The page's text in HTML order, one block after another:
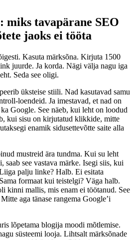
tavapärane SEO
jaoks ei tööta
Kasuta märksõna. Kirjuta 1500
juurde. Ja korda. Nägi välja nagu iga
Seda see oligi.
üksteise stiili. Nad kasutavad samu
loendeid. Ja imestavad, et nad on
Google. See näeb, kui leht on loodud
kui sisu on kirjutatud klikkide, mitte
enamik sidusettevõtte saite alla
mustreid ära tundma. Kui su leht
saab see vastava märke. Isegi siis, kui
palju linke? Halb. Ei esitata
formaat kui teistelgi? Väga halb.
kinni mallis, mis enam ei töötanud. See
aga tänase rangema Google’i
lõpetama blogija moodi mõtlemise.
süsteemi looja. Lihtsalt märksõnade